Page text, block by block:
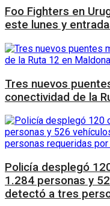
Foo Fighters en
este lunes y
Tres nuevos
conectividad de la
Policía desplegó
1.284 personas y
detectó a tres